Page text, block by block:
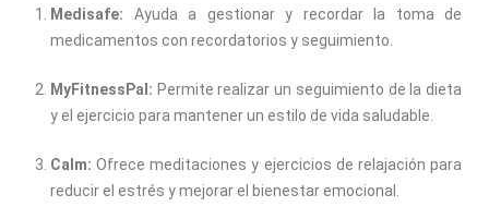
Medisafe: Ayuda a gestionar y recordar la toma de
medicamentos con recordatorios y seguimiento.
MyFitnessPal: Permite realizar un seguimiento de la dieta
y el ejercicio para mantener un estilo de vida saludable.
Calm: Ofrece meditaciones y ejercicios de relajación para
reducir el estrés y mejorar el bienestar emocional.